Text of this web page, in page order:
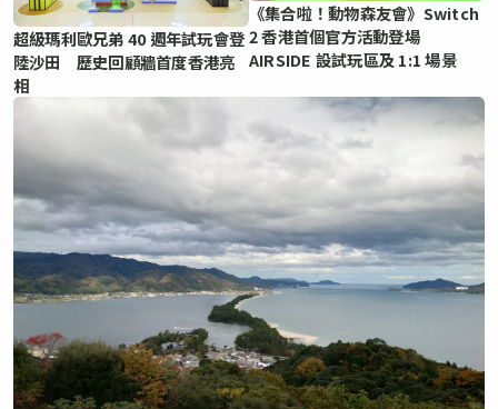
超級瑪利歐兄弟 40 週年試玩會登
陸沙田 歷史回顧牆首度香港亮
相
《集合啦！動物森友會》Switch
2 香港首個官方活動登場
AIRSIDE 設試玩區及 1:1 場景